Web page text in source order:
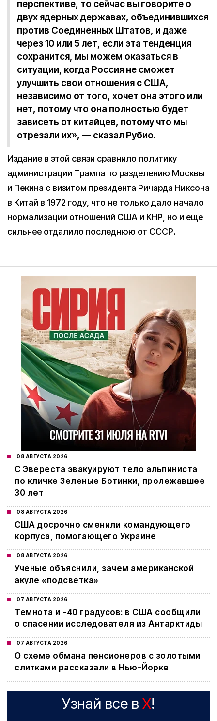
перспективе, то сейчас вы говорите о
двух ядерных державах, объединившихся
против Соединенных Штатов, и даже
через 10 или 5 лет, если эта тенденция
сохранится, мы можем оказаться в
ситуации, когда Россия не сможет
улучшить свои отношения с США,
независимо от того, хочет она этого или
нет, потому что она полностью будет
зависеть от китайцев, потому что мы
отрезали их», — сказал Рубио.
Издание в этой связи сравнило политику
администрации Трампа по разделению Москвы
и Пекина с визитом президента Ричарда Никсона
в Китай в 1972 году, что не только дало начало
нормализации отношений США и КНР, но и еще
сильнее отдалило последнюю от СССР.
08 АВГУСТА 2026
С Эвереста эвакуируют тело альпиниста
по кличке Зеленые Ботинки, пролежавшее
30 лет
08 АВГУСТА 2026
США досрочно сменили командующего
корпуса, помогающего Украине
08 АВГУСТА 2026
Ученые объяснили, зачем американской
акуле «подсветка»
07 АВГУСТА 2026
Темнота и -40 градусов: в США сообщили
о спасении исследователя из Антарктиды
07 АВГУСТА 2026
О схеме обмана пенсионеров с золотыми
слитками рассказали в Нью-Йорке
Узнай все в X!